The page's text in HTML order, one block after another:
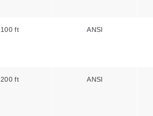
100 ft ANSI
200 ft ANSI